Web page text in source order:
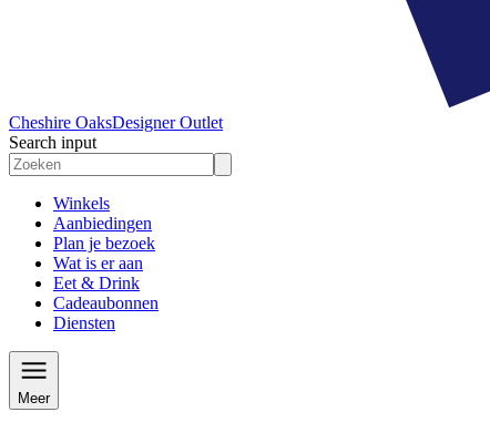
Cheshire OaksDesigner Outlet
Search input
Winkels
Aanbiedingen
Plan je bezoek
Wat is er aan
Eet & Drink
Cadeaubonnen
Diensten
Meer